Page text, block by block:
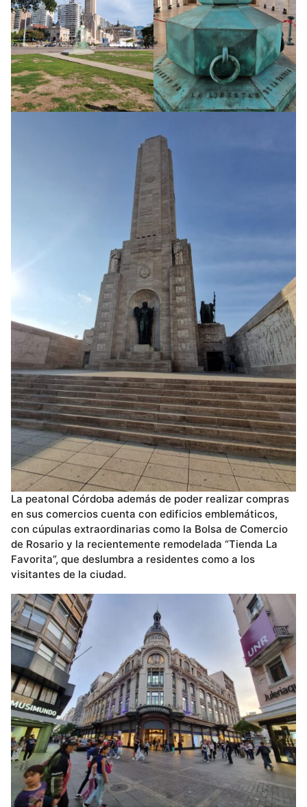
La peatonal Córdoba además de poder realizar compras
en sus comercios cuenta con edificios emblemáticos,
con cúpulas extraordinarias como la Bolsa de Comercio
de Rosario y la recientemente remodelada “Tienda La
Favorita”, que deslumbra a residentes como a los
visitantes de la ciudad.